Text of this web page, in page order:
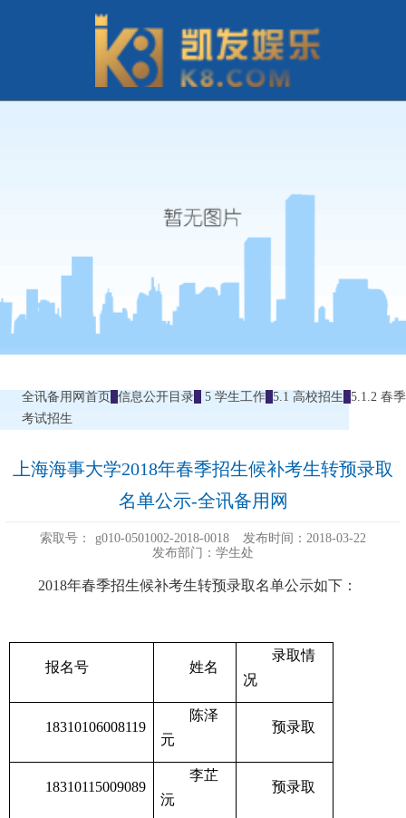
全讯备用网首页 信息公开目录 5 学生工作 5.1 高校招生 5.1.2 春季
考试招生
上海海事大学2018年春季招生候补考生转预录取
名单公示-全讯备用网
索取号： g010-0501002-2018-0018
发布时间：2018-03-22
发布部门：学生处
2018年春季招生候补考生转预录取名单公示如下：
报名号 姓名
录取情
况
18310106008119
陈泽
元
预录取
18310115009089
李芷
沅
预录取